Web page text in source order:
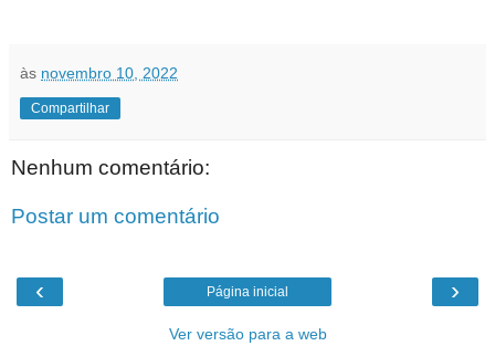
às novembro 10, 2022
Compartilhar
Nenhum comentário:
Postar um comentário
‹ ›
Página inicial
Ver versão para a web